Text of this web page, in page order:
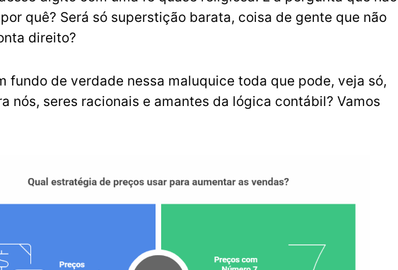
quê? Será só superstição barata, coisa de gente que não
direito?
fundo de verdade nessa maluquice toda que pode, veja só,
nós, seres racionais e amantes da lógica contábil? Vamos